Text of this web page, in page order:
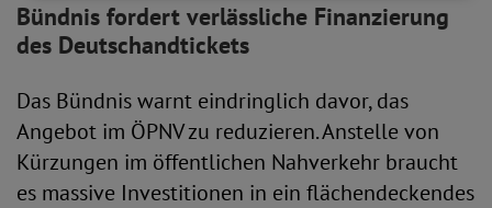
Bündnis fordert verlässliche Finanzierung
des Deutschandtickets
Das Bündnis warnt eindringlich davor, das
Angebot im ÖPNV zu reduzieren. Anstelle von
Kürzungen im öffentlichen Nahverkehr braucht
es massive Investitionen in ein flächendeckendes